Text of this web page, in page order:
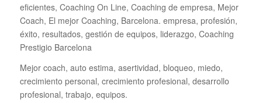
eficientes, Coaching On Line, Coaching de empresa, Mejor
Coach, El mejor Coaching, Barcelona. empresa, profesión,
éxito, resultados, gestión de equipos, liderazgo, Coaching
Prestigio Barcelona
Mejor coach, auto estima, asertividad, bloqueo, miedo,
crecimiento personal, crecimiento profesional, desarrollo
profesional, trabajo, equipos.